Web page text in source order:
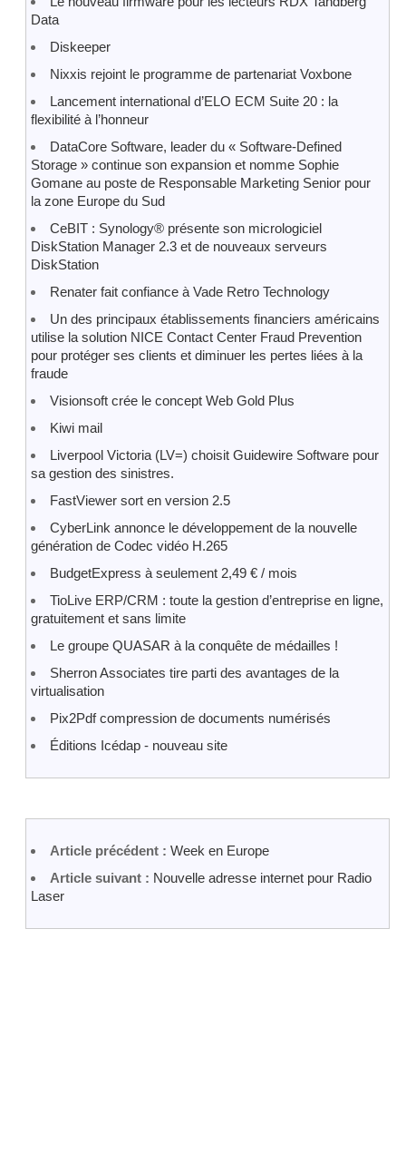
Data
Diskeeper
Nixxis rejoint le programme de partenariat Voxbone
Lancement international d’ELO ECM Suite 20 : la
flexibilité à l’honneur
DataCore Software, leader du « Software-Defined
Storage » continue son expansion et nomme Sophie
Gomane au poste de Responsable Marketing Senior pour
la zone Europe du Sud
CeBIT : Synology® présente son micrologiciel
DiskStation Manager 2.3 et de nouveaux serveurs
DiskStation
Renater fait confiance à Vade Retro Technology
Un des principaux établissements financiers américains
utilise la solution NICE Contact Center Fraud Prevention
pour protéger ses clients et diminuer les pertes liées à la
fraude
Visionsoft crée le concept Web Gold Plus
Kiwi mail
Liverpool Victoria (LV=) choisit Guidewire Software pour
sa gestion des sinistres.
FastViewer sort en version 2.5
CyberLink annonce le développement de la nouvelle
génération de Codec vidéo H.265
BudgetExpress à seulement 2,49 € / mois
TioLive ERP/CRM : toute la gestion d’entreprise en ligne,
gratuitement et sans limite
Le groupe QUASAR à la conquête de médailles !
Sherron Associates tire parti des avantages de la
virtualisation
Pix2Pdf compression de documents numérisés
Éditions Icédap - nouveau site
Article précédent : Week en Europe
Article suivant : Nouvelle adresse internet pour Radio
Laser